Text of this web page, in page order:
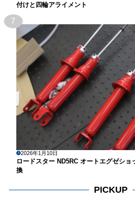
付けと四輪アライメント
7
2026年1月10日
ロードスター ND5RC オートエグゼショ
換
PICKUP